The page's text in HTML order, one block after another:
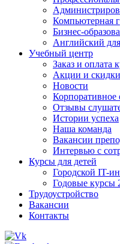
Компьютерная
Бизнес-
Английский
Учебный центр
Заказ и оплата
Акции и скидки
Новости
Корпоративное
Отзывы
Истории успеха
Наша команда
Вакансии
Интервью с
Курсы для детей
Городской IT-
Годовые курсы
Трудоустройство
Вакансии
Контакты